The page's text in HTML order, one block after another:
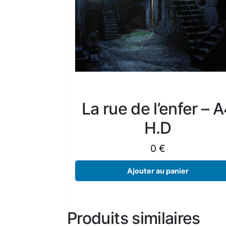
La rue de l’enfer –
H.D
0 €
Ajouter au panier
Produits similaires